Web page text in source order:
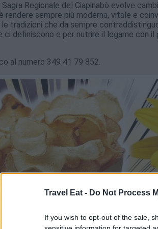
Travel Eat - Do Not Process
If you wish to opt-out of the sale,
Regionale del Ciapinabò evolve
rendere sempre più moderna, vitale e
tradizioni che da sempre
ci definiscono e per nutrire il legame con
al numero 349 41 79 852.